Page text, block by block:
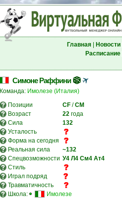
Главная| Новости|
Расписание|
Симоне Раффини
Команда: Имолезе (Италия)
Позиции
CF /CM
Возраст
22 года
Сила
132
Усталость
Форма на сегодня
Реальная сила
~132
Спецвозможности У4 Л4 См4 Ат4
Стиль
Играл подряд
Травматичность
Школа:
Имолезе